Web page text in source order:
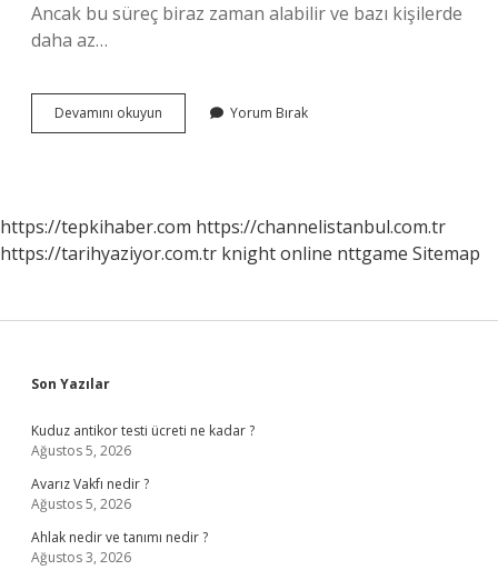
Ancak bu süreç biraz zaman alabilir ve bazı kişilerde
daha az…
Devamını okuyun
Izleri
Yorum Bırak
https://tepkihaber.com https://channelistanbul.com.tr
https://tarihyaziyor.com.tr knight online nttgame Sitemap
Sidebar
Son Yazılar
Kuduz antikor testi ücreti ne kadar ?
Ağustos 5, 2026
Avarız Vakfı nedir ?
Ağustos 5, 2026
Ahlak nedir ve tanımı nedir ?
Ağustos 3, 2026